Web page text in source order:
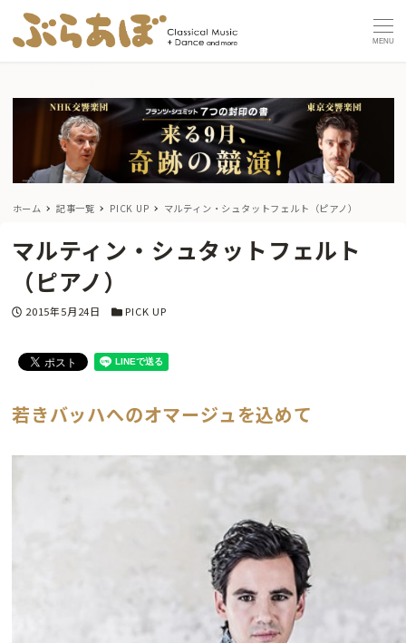
MENU
ホーム 記事一覧 PICK UP マルティン・シュタットフェルト（ピアノ）
マルティン・シュタットフェルト
（ピアノ）
投稿日
2015年5月24日 カテゴリー
PICK UP
若きバッハへのオマージュを込めて